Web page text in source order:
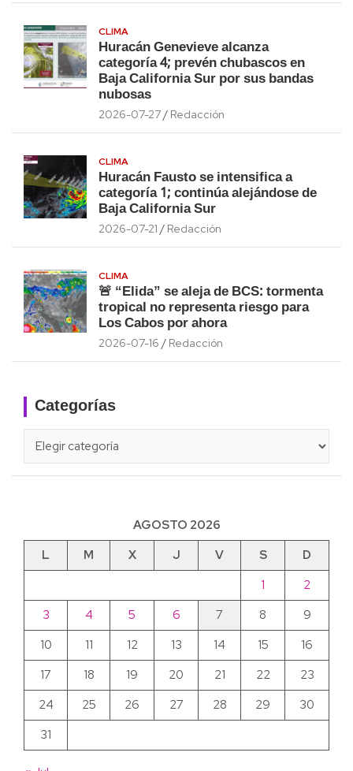
CLIMA
Huracán Genevieve alcanza
categoría 4; prevén chubascos en
Baja California Sur por sus bandas
nubosas
2026-07-27 Redacción
CLIMA
Huracán Fausto se intensifica a
categoría 1; continúa alejándose de
Baja California Sur
2026-07-21 Redacción
CLIMA
🚨 “Elida” se aleja de BCS: tormenta
tropical no representa riesgo para
Los Cabos por ahora
2026-07-16 Redacción
Categorías
AGOSTO 2026
L
M X J V S
D
1
2
3
4 5 6 7 8
9
10
11 12 13 14 15
16
17
18 19 20 21 22
23
24
25 26 27 28 29
30
31